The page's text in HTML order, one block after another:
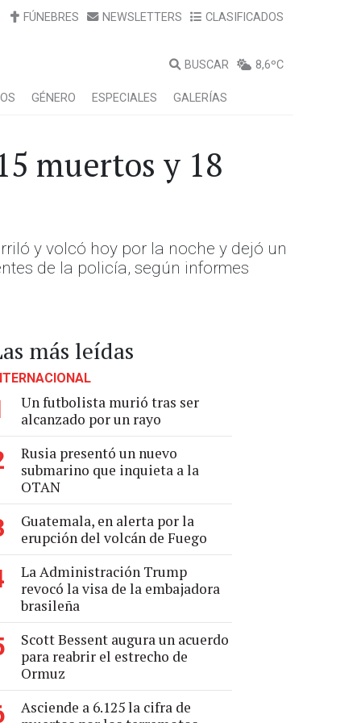
FÚNEBRES NEWSLETTERS CLASIFICADOS
BUSCAR 8,6ºC
GÉNERO ESPECIALES GALERÍAS
muertos y 18
y volcó hoy por la noche y dejó un
de la policía, según informes
más leídas
Un futbolista murió tras ser
alcanzado por un rayo
Rusia presentó un nuevo
submarino que inquieta a la
OTAN
Guatemala, en alerta por la
erupción del volcán de Fuego
La Administración Trump
revocó la visa de la embajadora
brasileña
Scott Bessent augura un acuerdo
para reabrir el estrecho de
Ormuz
Asciende a 6.125 la cifra de